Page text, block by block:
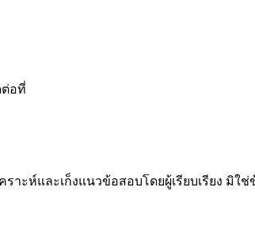
อที่
าะห์และเก็งแนวข้อสอบโดยผู้เรียบเรียง มิใ